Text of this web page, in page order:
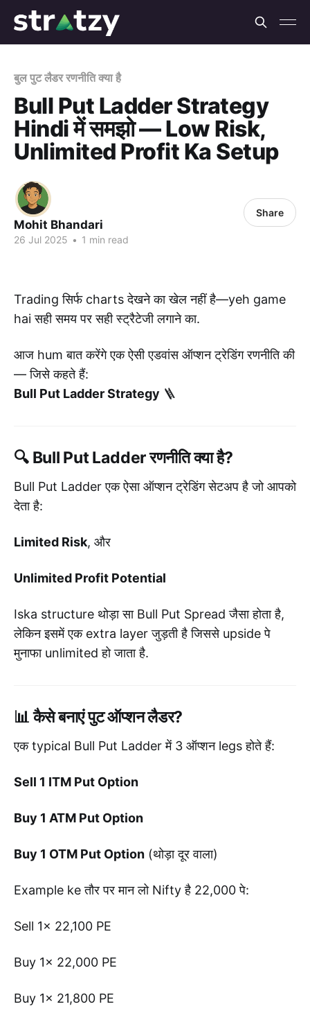
बुल पुट लैडर रणनीति क्या है
Bull Put Ladder Strategy
Hindi में समझो — Low Risk,
Unlimited Profit Ka Setup
Mohit Bhandari
26 Jul 2025 • 1 min read
Share
Trading सिर्फ charts देखने का खेल नहीं है—yeh game
hai सही समय पर सही स्ट्रैटेजी लगाने का.
आज hum बात करेंगे एक ऐसी एडवांस ऑप्शन ट्रेडिंग रणनीति की
— जिसे कहते हैं:
Bull Put Ladder Strategy 🪜
🔍 Bull Put Ladder रणनीति क्या है?
Bull Put Ladder एक ऐसा ऑप्शन ट्रेडिंग सेटअप है जो आपको
देता है:
Limited Risk, और
Unlimited Profit Potential
Iska structure थोड़ा सा Bull Put Spread जैसा होता है,
लेकिन इसमें एक extra layer जुड़ती है जिससे upside पे
मुनाफा unlimited हो जाता है.
📊 कैसे बनाएं पुट ऑप्शन लैडर?
एक typical Bull Put Ladder में 3 ऑप्शन legs होते हैं:
Sell 1 ITM Put Option
Buy 1 ATM Put Option
Buy 1 OTM Put Option (थोड़ा दूर वाला)
Example ke तौर पर मान लो Nifty है 22,000 पे:
Sell 1x 22,100 PE
Buy 1x 22,000 PE
Buy 1x 21,800 PE